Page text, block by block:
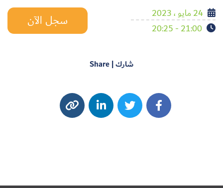
24 مايو ، 2023
21:00 - 20:25
سجل الآن
شارك | Share